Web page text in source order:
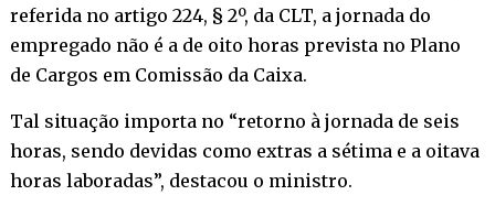
referida no artigo 224, § 2º, da CLT, a jornada do
empregado não é a de oito horas prevista no Plano
de Cargos em Comissão da Caixa.
Tal situação importa no “retorno à jornada de seis
horas, sendo devidas como extras a sétima e a oitava
horas laboradas”, destacou o ministro.